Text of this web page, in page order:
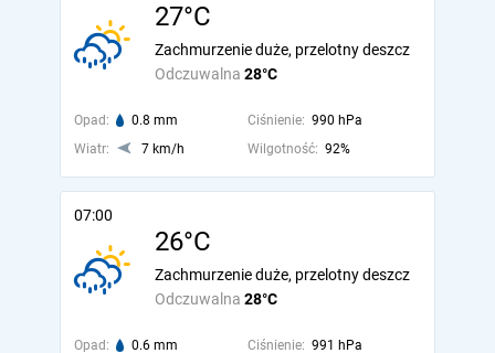
27°C
Odczuwalna 28°C
Zachmurzenie duże, przelotny deszcz
Opad: 0.8 mm Ciśnienie: 990 hPa
Wiatr:
7 km/h Wilgotność: 92%
07:00
26°C
Odczuwalna 28°C
Zachmurzenie duże, przelotny deszcz
Opad: 0.6 mm Ciśnienie: 991 hPa